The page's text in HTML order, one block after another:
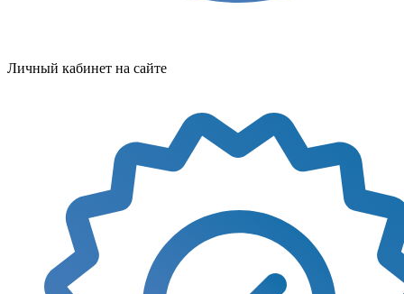
Личный кабинет на сайте